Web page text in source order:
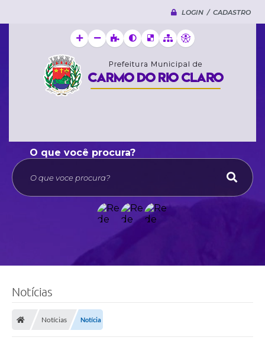
LOGIN / CADASTRO
O que voce procura?
Notícias
Notícias Notícia